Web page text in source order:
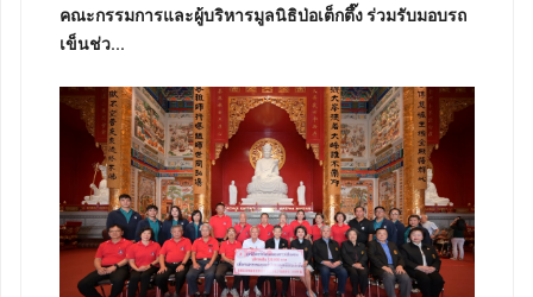
คณะกรรมการและผู้บริหารมูลนิธิป่อเต็กตึ๊ง ร่วมรับมอบรถ
เข็นช่ว...